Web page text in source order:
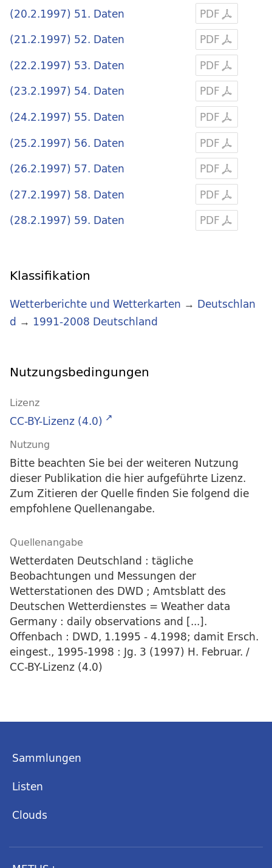
PDF
(20.2.1997) 51. Daten
PDF
(21.2.1997) 52. Daten
PDF
(22.2.1997) 53. Daten
PDF
(23.2.1997) 54. Daten
PDF
(24.2.1997) 55. Daten
PDF
(25.2.1997) 56. Daten
PDF
(26.2.1997) 57. Daten
PDF
(27.2.1997) 58. Daten
PDF
(28.2.1997) 59. Daten
Klassifikation
Wetterberichte und Wetterkarten → Deutschlan
d → 1991-2008 Deutschland
Nutzungsbedingungen
Lizenz
CC-BY-Lizenz (4.0)
Nutzung
Bitte beachten Sie bei der weiteren Nutzung
dieser Publikation die hier aufgeführte Lizenz.
Zum Zitieren der Quelle finden Sie folgend die
empfohlene Quellenangabe.
Quellenangabe
Wetterdaten Deutschland : tägliche
Beobachtungen und Messungen der
Wetterstationen des DWD ; Amtsblatt des
Deutschen Wetterdienstes = Weather data
Germany : daily observations and [...].
Offenbach : DWD, 1.1995 - 4.1998; damit Ersch.
eingest., 1995-1998 : Jg. 3 (1997) H. Februar. /
CC-BY-Lizenz (4.0)
Sammlungen
Listen
Clouds